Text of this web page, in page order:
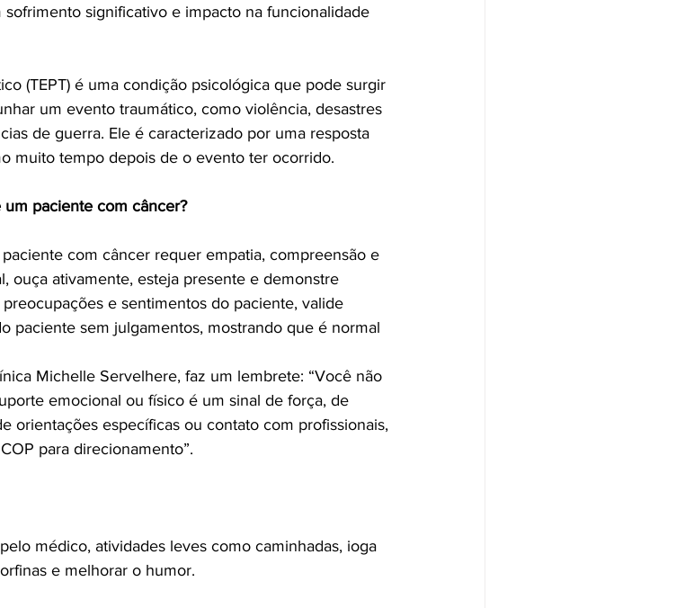
significativo e impacto na funcionalidade
(TEPT) é uma condição psicológica que pode surgir
um evento traumático, como violência, desastres
de guerra. Ele é caracterizado por uma resposta
muito tempo depois de o evento ter ocorrido.
paciente com câncer?
com câncer requer empatia, compreensão e
ouça ativamente, esteja presente e demonstre
e sentimentos do paciente, valide
paciente sem julgamentos, mostrando que é normal
Michelle Servelhere, faz um lembrete: “Você não
emocional ou físico é um sinal de força, de
orientações específicas ou contato com profissionais,
para direcionamento”.
médico, atividades leves como caminhadas, ioga
e melhorar o humor.